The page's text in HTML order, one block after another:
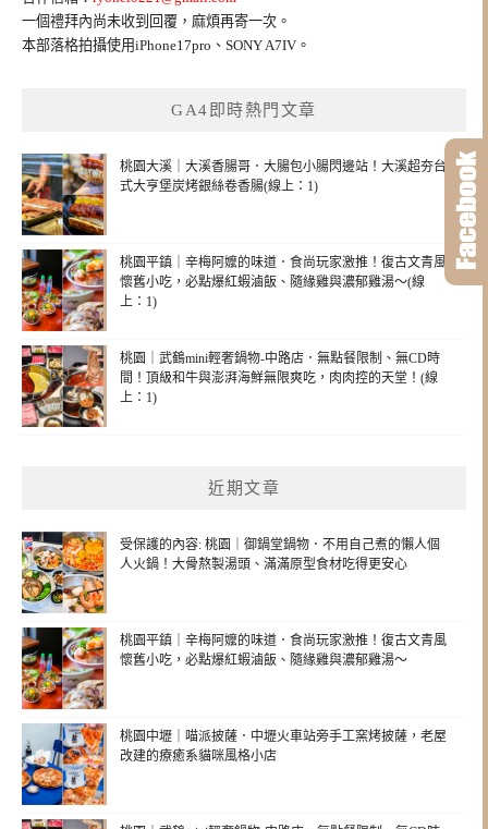
一個禮拜內尚未收到回覆，麻煩再寄一次。
本部落格拍攝使用iPhone17pro、SONY A7IV。
GA4即時熱門文章
桃園大溪｜大溪香腸哥．大腸包小腸閃邊站！大溪超夯台
式大亨堡炭烤銀絲卷香腸(線上：1)
桃園平鎮｜辛梅阿嬤的味道．食尚玩家激推！復古文青風
懷舊小吃，必點爆紅蝦滷飯、隨緣雞與濃郁雞湯～(線
上：1)
桃園｜武鶴mini輕奢鍋物-中路店．無點餐限制、無CD時
間！頂級和牛與澎湃海鮮無限爽吃，肉肉控的天堂！(線
上：1)
近期文章
受保護的內容: 桃園｜御鍋堂鍋物．不用自己煮的懶人個
人火鍋！大骨熬製湯頭、滿滿原型食材吃得更安心
桃園平鎮｜辛梅阿嬤的味道．食尚玩家激推！復古文青風
懷舊小吃，必點爆紅蝦滷飯、隨緣雞與濃郁雞湯～
桃園中壢｜喵派披薩．中壢火車站旁手工窯烤披薩，老屋
改建的療癒系貓咪風格小店